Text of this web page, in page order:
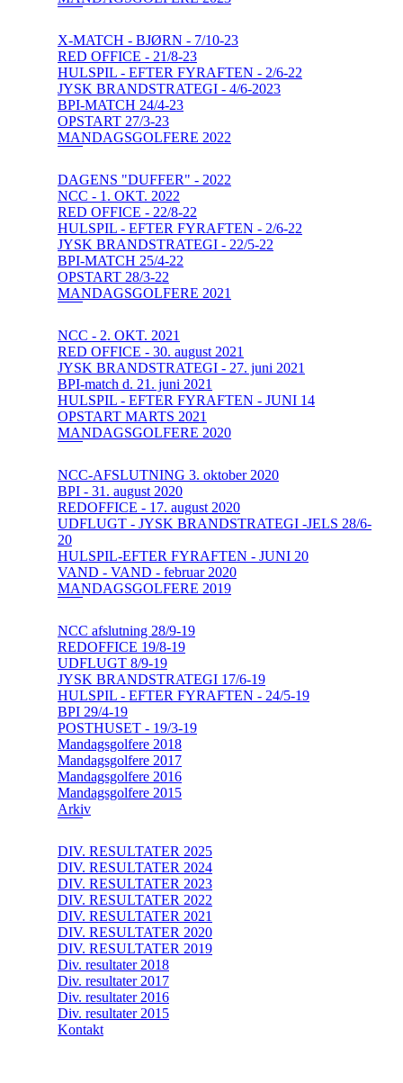
X-MATCH - BJØRN - 7/10-23
RED OFFICE - 21/8-23
HULSPIL - EFTER FYRAFTEN - 2/6-22
JYSK BRANDSTRATEGI - 4/6-2023
BPI-MATCH 24/4-23
OPSTART 27/3-23
MANDAGSGOLFERE 2022
DAGENS "DUFFER" - 2022
NCC - 1. OKT. 2022
RED OFFICE - 22/8-22
HULSPIL - EFTER FYRAFTEN - 2/6-22
JYSK BRANDSTRATEGI - 22/5-22
BPI-MATCH 25/4-22
OPSTART 28/3-22
MANDAGSGOLFERE 2021
NCC - 2. OKT. 2021
RED OFFICE - 30. august 2021
JYSK BRANDSTRATEGI - 27. juni 2021
BPI-match d. 21. juni 2021
HULSPIL - EFTER FYRAFTEN - JUNI 14
OPSTART MARTS 2021
MANDAGSGOLFERE 2020
NCC-AFSLUTNING 3. oktober 2020
BPI - 31. august 2020
REDOFFICE - 17. august 2020
UDFLUGT - JYSK BRANDSTRATEGI -JELS 28/6-
20
HULSPIL-EFTER FYRAFTEN - JUNI 20
VAND - VAND - februar 2020
MANDAGSGOLFERE 2019
NCC afslutning 28/9-19
REDOFFICE 19/8-19
UDFLUGT 8/9-19
JYSK BRANDSTRATEGI 17/6-19
HULSPIL - EFTER FYRAFTEN - 24/5-19
BPI 29/4-19
POSTHUSET - 19/3-19
Mandagsgolfere 2018
Mandagsgolfere 2017
Mandagsgolfere 2016
Mandagsgolfere 2015
Arkiv
DIV. RESULTATER 2025
DIV. RESULTATER 2024
DIV. RESULTATER 2023
DIV. RESULTATER 2022
DIV. RESULTATER 2021
DIV. RESULTATER 2020
DIV. RESULTATER 2019
Div. resultater 2018
Div. resultater 2017
Div. resultater 2016
Div. resultater 2015
Kontakt